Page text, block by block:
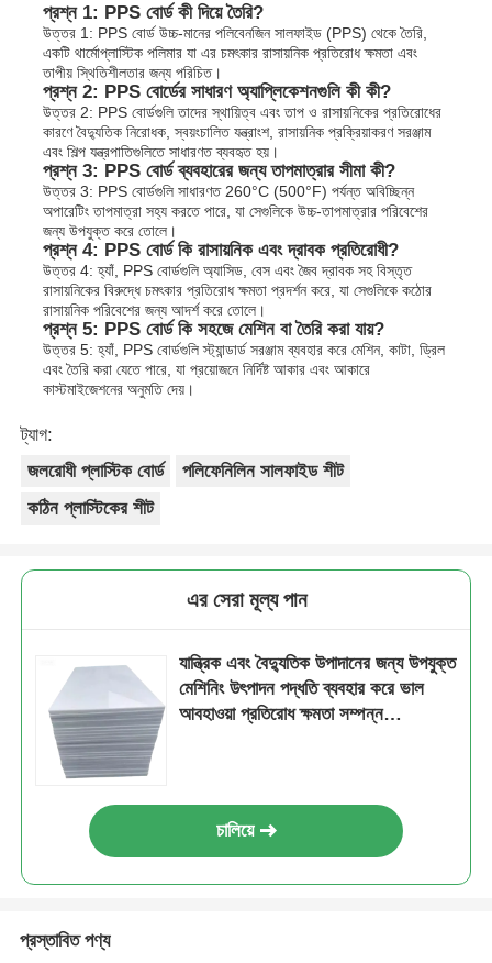
প্রশ্ন 1: PPS বোর্ড কী দিয়ে তৈরি?
উত্তর 1: PPS বোর্ড উচ্চ-মানের পলিবেনজিন সালফাইড (PPS) থেকে তৈরি,
একটি থার্মোপ্লাস্টিক পলিমার যা এর চমৎকার রাসায়নিক প্রতিরোধ ক্ষমতা এবং
তাপীয় স্থিতিশীলতার জন্য পরিচিত।
প্রশ্ন 2: PPS বোর্ডের সাধারণ অ্যাপ্লিকেশনগুলি কী কী?
উত্তর 2: PPS বোর্ডগুলি তাদের স্থায়িত্ব এবং তাপ ও ​​রাসায়নিকের প্রতিরোধের
কারণে বৈদ্যুতিক নিরোধক, স্বয়ংচালিত যন্ত্রাংশ, রাসায়নিক প্রক্রিয়াকরণ সরঞ্জাম
এবং শিল্প যন্ত্রপাতিগুলিতে সাধারণত ব্যবহৃত হয়।
প্রশ্ন 3: PPS বোর্ড ব্যবহারের জন্য তাপমাত্রার সীমা কী?
উত্তর 3: PPS বোর্ডগুলি সাধারণত 260°C (500°F) পর্যন্ত অবিচ্ছিন্ন
অপারেটিং তাপমাত্রা সহ্য করতে পারে, যা সেগুলিকে উচ্চ-তাপমাত্রার পরিবেশের
জন্য উপযুক্ত করে তোলে।
প্রশ্ন 4: PPS বোর্ড কি রাসায়নিক এবং দ্রাবক প্রতিরোধী?
উত্তর 4: হ্যাঁ, PPS বোর্ডগুলি অ্যাসিড, বেস এবং জৈব দ্রাবক সহ বিস্তৃত
রাসায়নিকের বিরুদ্ধে চমৎকার প্রতিরোধ ক্ষমতা প্রদর্শন করে, যা সেগুলিকে কঠোর
রাসায়নিক পরিবেশের জন্য আদর্শ করে তোলে।
প্রশ্ন 5: PPS বোর্ড কি সহজে মেশিন বা তৈরি করা যায়?
উত্তর 5: হ্যাঁ, PPS বোর্ডগুলি স্ট্যান্ডার্ড সরঞ্জাম ব্যবহার করে মেশিন, কাটা, ড্রিল
এবং তৈরি করা যেতে পারে, যা প্রয়োজনে নির্দিষ্ট আকার এবং আকারে
কাস্টমাইজেশনের অনুমতি দেয়।
ট্যাগ:
জলরোধী প্লাস্টিক বোর্ড
পলিফেনিলিন সালফাইড শীট
কঠিন প্লাস্টিকের শীট
এর সেরা মূল্য পান
যান্ত্রিক এবং বৈদ্যুতিক উপাদানের জন্য উপযুক্ত
মেশিনিং উৎপাদন পদ্ধতি ব্যবহার করে ভাল
আবহাওয়া প্রতিরোধ ক্ষমতা সম্পন্ন
চালিয়ে
প্রস্তাবিত পণ্য